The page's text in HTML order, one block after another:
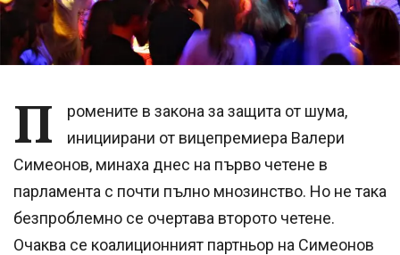
П
ромените в закона за защита от шума,
инициирани от вицепремиера Валери
Симеонов, минаха днес на първо четене в
парламента с почти пълно мнозинство. Но не така
безпроблемно се очертава второто четене.
Очаква се коалиционният партньор на Симеонов